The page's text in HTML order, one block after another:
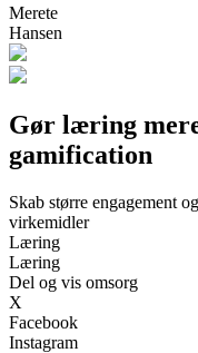
Merete
Hansen
Gør læring
gamification
Skab større engagement
virkemidler
Læring
Læring
Del og vis omsorg
X
Facebook
Instagram